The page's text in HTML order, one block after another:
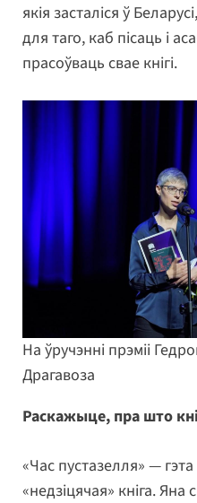
якія засталіся ў
для таго, каб пісаць і
прасоўваць свае кнігі.
На ўручэнні прэміі
Драгавоза
Раскажыце, пра што
«Час пустазелля» —
«недзіцячая» кніга. Яна